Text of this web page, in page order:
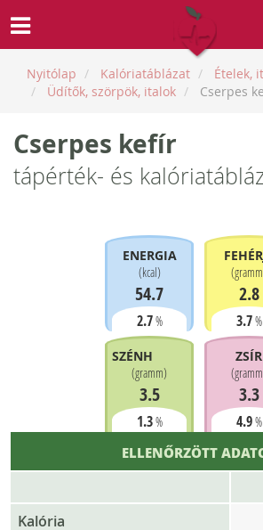
Nyitólap Kalóriatáblázat
Ételek,
Üdítők, szörpök, italok
Cserpes
Cserpes kefír
tápérték- és
ENERGIA
(kcal)
54.7
2.7%
(gramm
2.8
3.7%
SZÉNHIDRÁT
(gramm)
3.5
1.3%
ZSÍR
(gramm
3.3
4.9%
ELLENŐRZÖTT
Kalória